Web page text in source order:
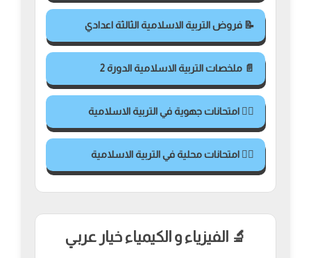
📝 فروض التربية الاسلامية الثالثة اعدادي
📄 ملخصات التربية الاسلامية الدورة 2
✍🏻 امتحانات جهوية في التربية الاسلامية
✍🏻 امتحانات محلية في التربية الاسلامية
🔬 الفيزياء و الكيمياء خيار عربي